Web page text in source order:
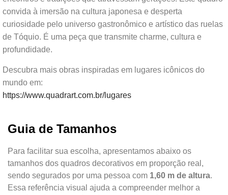
convida à imersão na cultura japonesa e desperta
curiosidade pelo universo gastronômico e artístico das ruelas
de Tóquio. É uma peça que transmite charme, cultura e
profundidade.
Descubra mais obras inspiradas em lugares icônicos do
mundo em:
https://www.quadrart.com.br/lugares
Guia de Tamanhos
Para facilitar sua escolha, apresentamos abaixo os
tamanhos dos quadros decorativos em proporção real,
sendo segurados por uma pessoa com 1,60 m de altura.
Essa referência visual ajuda a compreender melhor a